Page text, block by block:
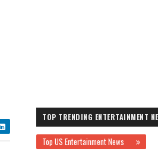
TOP TRENDING ENTERTAINMENT
Top US Entertainment News